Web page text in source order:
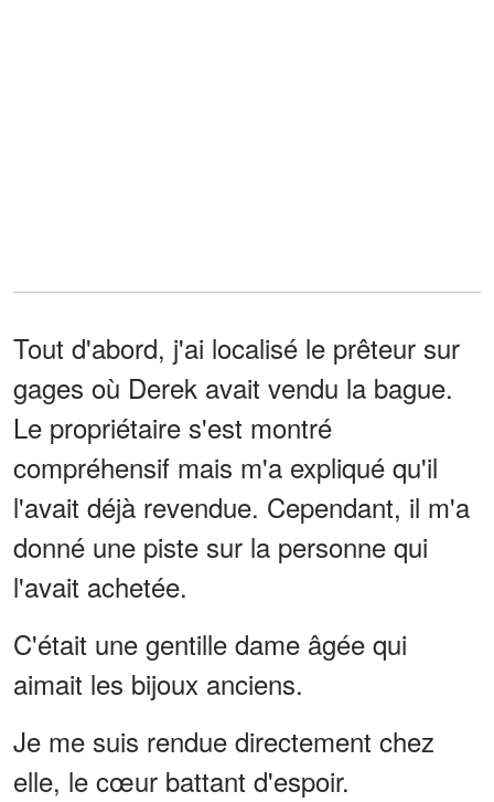
Tout d'abord, j'ai localisé le prêteur sur
gages où Derek avait vendu la bague.
Le propriétaire s'est montré
compréhensif mais m'a expliqué qu'il
l'avait déjà revendue. Cependant, il m'a
donné une piste sur la personne qui
l'avait achetée.
C'était une gentille dame âgée qui
aimait les bijoux anciens.
Je me suis rendue directement chez
elle, le cœur battant d'espoir.